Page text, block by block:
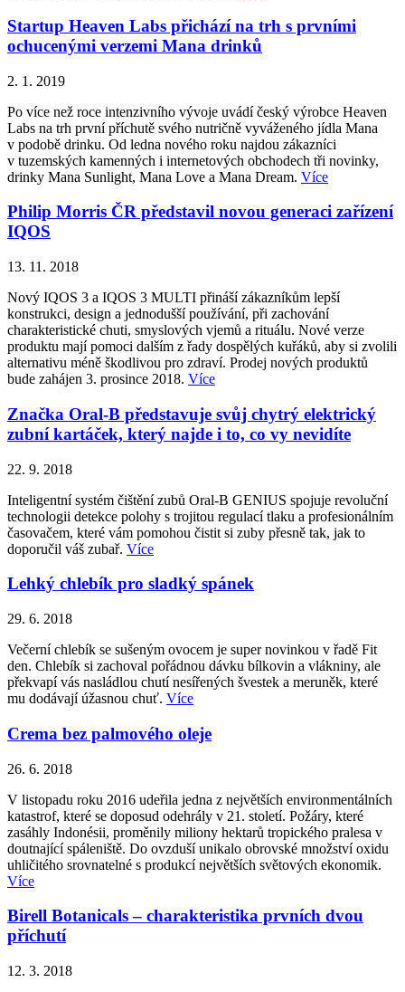
Startup Heaven Labs přichází na trh s prvními
ochucenými verzemi Mana drinků
2. 1. 2019
Po více než roce intenzivního vývoje uvádí český výrobce Heaven
Labs na trh první příchutě svého nutričně vyváženého jídla Mana
v podobě drinku. Od ledna nového roku najdou zákazníci
v tuzemských kamenných i internetových obchodech tři novinky,
drinky Mana Sunlight, Mana Love a Mana Dream. Více
Philip Morris ČR představil novou generaci zařízení
IQOS
13. 11. 2018
Nový IQOS 3 a IQOS 3 MULTI přináší zákazníkům lepší
konstrukci, design a jednodušší používání, při zachování
charakteristické chuti, smyslových vjemů a rituálu. Nové verze
produktu mají pomoci dalším z řady dospělých kuřáků, aby si zvolili
alternativu méně škodlivou pro zdraví. Prodej nových produktů
bude zahájen 3. prosince 2018. Více
Značka Oral-B představuje svůj chytrý elektrický
zubní kartáček, který najde i to, co vy nevidíte
22. 9. 2018
Inteligentní systém čištění zubů Oral-B GENIUS spojuje revoluční
technologii detekce polohy s trojitou regulací tlaku a profesionálním
časovačem, které vám pomohou čistit si zuby přesně tak, jak to
doporučil váš zubař. Více
Lehký chlebík pro sladký spánek
29. 6. 2018
Večerní chlebík se sušeným ovocem je super novinkou v řadě Fit
den. Chlebík si zachoval pořádnou dávku bílkovin a vlákniny, ale
překvapí vás nasládlou chutí nesířených švestek a meruněk, které
mu dodávají úžasnou chuť. Více
Crema bez palmového oleje
26. 6. 2018
V listopadu roku 2016 udeřila jedna z největších environmentálních
katastrof, které se doposud odehrály v 21. století. Požáry, které
zasáhly Indonésii, proměnily miliony hektarů tropického pralesa v
doutnající spáleniště. Do ovzduší unikalo obrovské množství oxidu
uhličitého srovnatelné s produkcí největších světových ekonomik.
Více
Birell Botanicals – charakteristika prvních dvou
příchutí
12. 3. 2018